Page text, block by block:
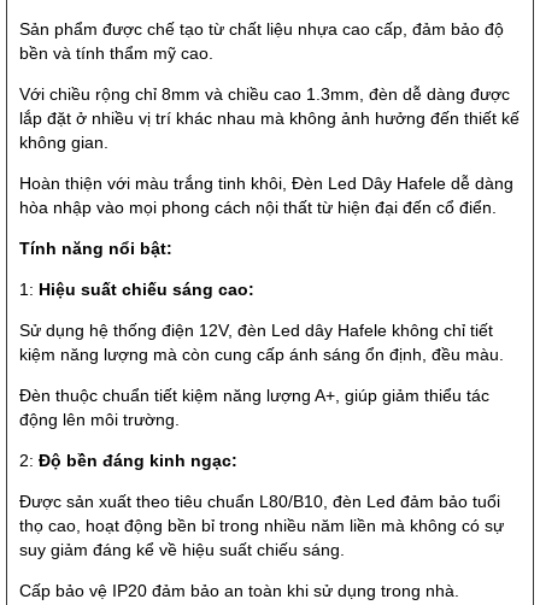
Sản phẩm được chế tạo từ chất liệu nhựa cao cấp, đảm bảo độ
bền và tính thẩm mỹ cao.
Với chiều rộng chỉ 8mm và chiều cao 1.3mm, đèn dễ dàng được
lắp đặt ở nhiều vị trí khác nhau mà không ảnh hưởng đến thiết kế
không gian.
Hoàn thiện với màu trắng tinh khôi, Đèn Led Dây Hafele dễ dàng
hòa nhập vào mọi phong cách nội thất từ hiện đại đến cổ điển.
Tính năng nổi bật:
1: Hiệu suất chiếu sáng cao:
Sử dụng hệ thống điện 12V, đèn Led dây Hafele không chỉ tiết
kiệm năng lượng mà còn cung cấp ánh sáng ổn định, đều màu.
Đèn thuộc chuẩn tiết kiệm năng lượng A+, giúp giảm thiểu tác
động lên môi trường.
2: Độ bền đáng kinh ngạc:
Được sản xuất theo tiêu chuẩn L80/B10, đèn Led đảm bảo tuổi
thọ cao, hoạt động bền bỉ trong nhiều năm liền mà không có sự
suy giảm đáng kể về hiệu suất chiếu sáng.
Cấp bảo vệ IP20 đảm bảo an toàn khi sử dụng trong nhà.